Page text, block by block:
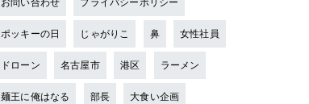
ポッキーの日 じゃがりこ 鼻 女性社員
ドローン 名古屋市 港区 ラーメン
麺王に俺はなる 部長 大食い企画